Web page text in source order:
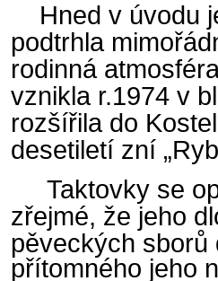
Hned v úvodu
podtrhla
rodinná
vznikla r.1974 v
rozšířila do
desetiletí zní
Taktovky se
zřejmé, že jeho
pěveckých sborů
přítomného jeho